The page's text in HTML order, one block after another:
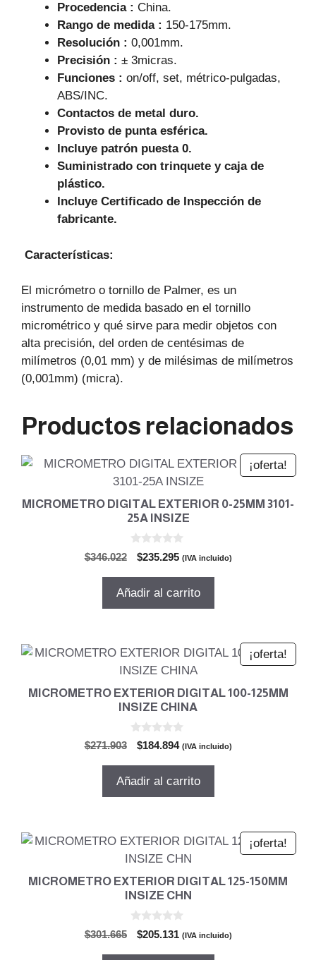
Procedencia : China.
Rango de medida : 150-175mm.
Resolución : 0,001mm.
Precisión : ± 3micras.
Funciones : on/off, set, métrico-pulgadas,
ABS/INC.
Contactos de metal duro.
Provisto de punta esférica.
Incluye patrón puesta 0.
Suministrado con trinquete y caja de
plástico.
Incluye Certificado de Inspección de
fabricante.
Características:
El micrómetro o tornillo de Palmer, es un
instrumento de medida basado en el tornillo
micrométrico y qué sirve para medir objetos con
alta precisión, del orden de centésimas de
milímetros (0,01 mm) y de milésimas de milímetros
(0,001mm) (micra).
Productos relacionados
¡oferta!
MICROMETRO DIGITAL EXTERIOR 0-25MM 3101-
25A INSIZE
$346.022
El
original
$235.295El
actual
(IVA incluido)
Añadir al carrito
¡oferta!
MICROMETRO EXTERIOR DIGITAL 100-125MM
INSIZE CHINA
$271.903
El
original
$184.894El
actual
(IVA incluido)
Añadir al carrito
¡oferta!
MICROMETRO EXTERIOR DIGITAL 125-150MM
INSIZE CHN
$301.665
El
$205.131 El
(IVA incluido)